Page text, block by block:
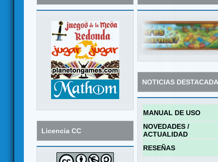
Licencia CC
NOTICIAS
MANUAL DE USO
NOVEDADES /
ACTUALIDAD
RESEÑAS